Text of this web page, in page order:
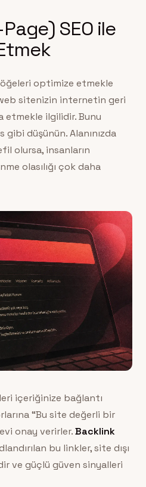
Page) SEO ile
optimize etmekle
web sitenizin internetin geri
etmekle ilgilidir. Bunu
düşünün. Alanınızda
olursa, insanların
olasılığı çok daha
içeriğinize bağlantı
“Bu site değerli bir
onay verirler.Backlink
bu linkler, site dışı
ve güçlü güven sinyalleri